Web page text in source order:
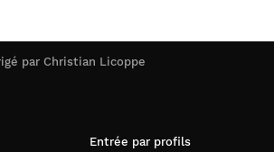
par Christian Licoppe
Entrée par profils